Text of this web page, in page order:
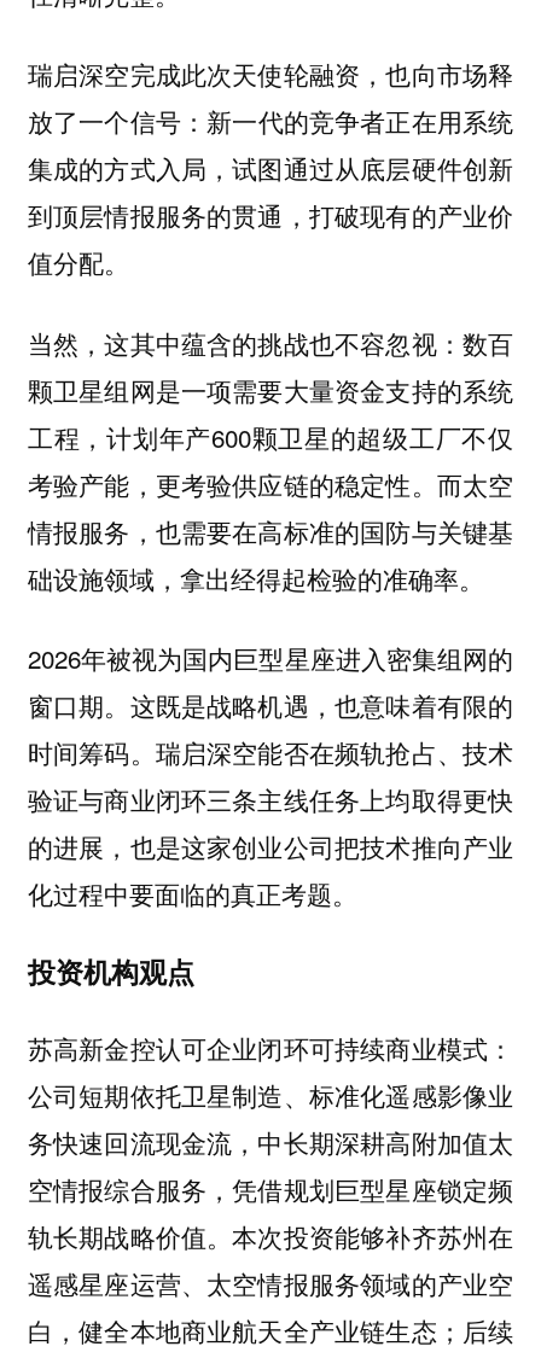
瑞启深空完成此次天使轮融资，也向市场释
放了一个信号： 新一代的竞争者正在用系统
集成的方式入局，试图通过从底层硬件创新
到顶层情报服务的贯通，打破现有的产业价
值分配。
当然，这其中蕴含的挑战也不容忽视：数百
颗卫星组网是一项需要大量资金支持的系统
工程，计划年产600颗卫星的超级工厂不仅
考验产能，更考验供应链的稳定性。而太空
情报服务，也需要在高标准的国防与关键基
础设施领域，拿出经得起检验的准确率。
2026年被视为国内巨型星座进入密集组网的
窗口期。这既是战略机遇，也意味着有限的
时间筹码。瑞启深空能否在频轨抢占、技术
验证与商业闭环三条主线任务上均取得更快
的进展，也是这家创业公司把技术推向产业
化过程中要面临的真正考题。
投资机构观点
苏高新金控认可企业闭环可持续商业模式：
公司短期依托卫星制造、标准化遥感影像业
务快速回流现金流，中长期深耕高附加值太
空情报综合服务，凭借规划巨型星座锁定频
轨长期战略价值。本次投资能够补齐苏州在
遥感星座运营、太空情报服务领域的产业空
白，健全本地商业航天全产业链生态；后续